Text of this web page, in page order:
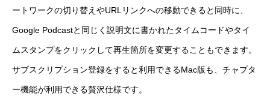
ートワークの切り替えやURLリンクへの移動できると同時に、
Google Podcastと同じく説明文に書かれたタイムコードやタイ
ムスタンプをクリックして再生箇所を変更することもできます。
サブスクリプション登録をすると利用できるMac版も、チャプタ
ー機能が利用できる贅沢仕様です。